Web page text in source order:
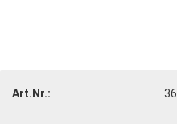
Art.Nr.: